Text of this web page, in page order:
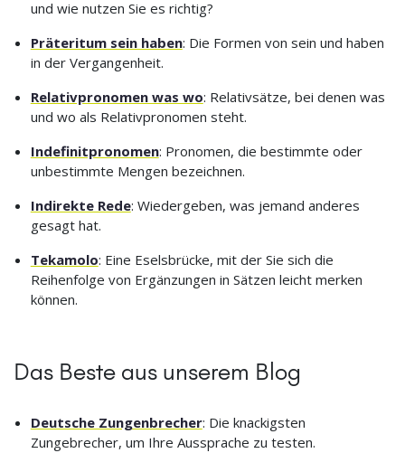
und wie nutzen Sie es richtig?
Präteritum sein haben: Die Formen von sein und haben
in der Vergangenheit.
Relativpronomen was wo: Relativsätze, bei denen was
und wo als Relativpronomen steht.
Indefinitpronomen: Pronomen, die bestimmte oder
unbestimmte Mengen bezeichnen.
Indirekte Rede: Wiedergeben, was jemand anderes
gesagt hat.
Tekamolo: Eine Eselsbrücke, mit der Sie sich die
Reihenfolge von Ergänzungen in Sätzen leicht merken
können.
Das Beste aus unserem Blog
Deutsche Zungenbrecher: Die knackigsten
Zungebrecher, um Ihre Aussprache zu testen.